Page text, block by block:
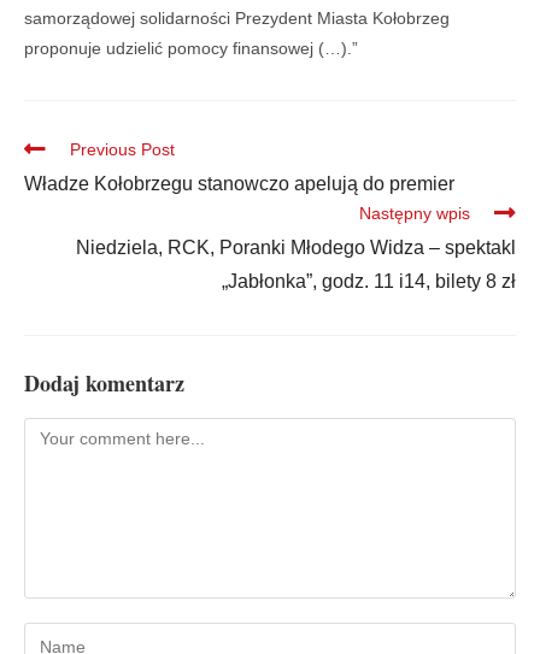
samorządowej solidarności Prezydent Miasta Kołobrzeg
proponuje udzielić pomocy finansowej (…).”
Previous Post
Władze Kołobrzegu stanowczo apelują do premier
Następny wpis
Niedziela, RCK, Poranki Młodego Widza – spektakl
„Jabłonka”, godz. 11 i14, bilety 8 zł
Dodaj komentarz